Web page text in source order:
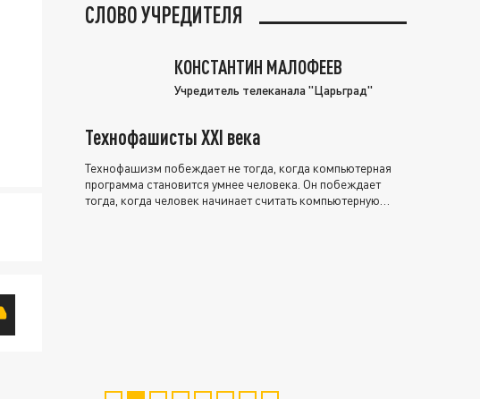
СЛОВО УЧРЕДИТЕЛЯ
КОНСТАНТИН МАЛОФЕЕВ
Учредитель телеканала "Царьград"
Технофашисты XXI века
Технофашизм побеждает не тогда, когда компьютерная
программа становится умнее человека. Он побеждает
тогда, когда человек начинает считать компьютерную